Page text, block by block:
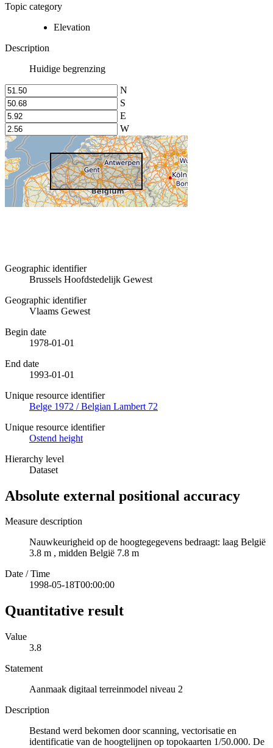
Topic category
Elevation
Description
Huidige begrenzing
N
S
E
W
Geographic identifier
Brussels Hoofdstedelijk Gewest
Geographic identifier
Vlaams Gewest
Begin date
1978-01-01
End date
1993-01-01
Unique resource identifier
Belge 1972 / Belgian Lambert 72
Unique resource identifier
Ostend height
Hierarchy level
Dataset
Absolute external positional accuracy
Measure description
Nauwkeurigheid op de hoogtegegevens bedraagt: laag België
3.8 m , midden België 7.8 m
Date / Time
1998-05-18T00:00:00
Quantitative result
Value
3.8
Statement
Aanmaak digitaal terreinmodel niveau 2
Description
Bestand werd bekomen door scanning, vectorisatie en
identificatie van de hoogtelijnen op topokaarten 1/50.000. De